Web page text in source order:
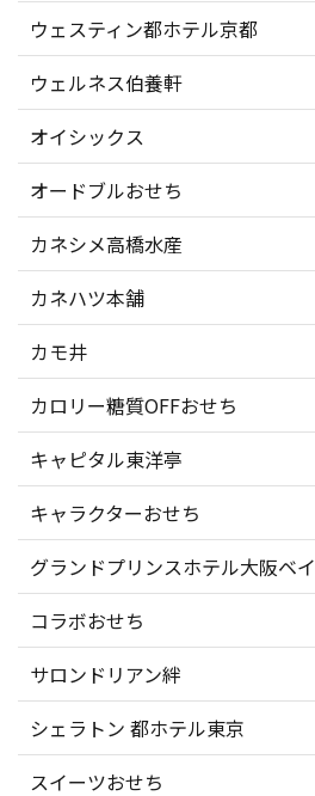
ウェスティン都ホテル京都
ウェルネス伯養軒
オイシックス
オードブルおせち
カネシメ高橋水産
カネハツ本舗
カモ井
カロリー糖質OFFおせち
キャピタル東洋亭
キャラクターおせち
グランドプリンスホテル大阪ベイ
コラボおせち
サロンドリアン絆
シェラトン 都ホテル東京
スイーツおせち